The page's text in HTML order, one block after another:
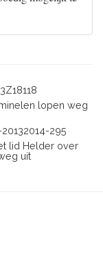
lopen weg
295
lid Helder over
uit